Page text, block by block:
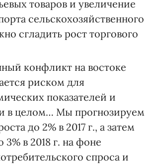
товаров и увеличение
сельскохозяйственного
сгладить рост торгового
конфликт на востоке
риском для
показателей и
в целом… Мы прогнозируем
до 2% в 2017 г., а затем
3% в 2018 г. на фоне
спроса и